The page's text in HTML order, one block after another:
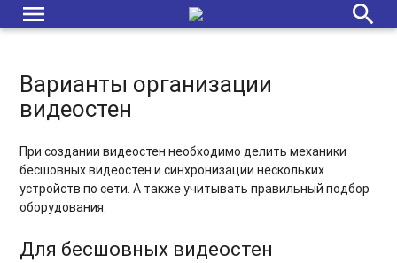
menu search
Варианты организации
видеостен
При создании видеостен необходимо делить механики
бесшовных видеостен и синхронизации нескольких
устройств по сети. А также учитывать правильный подбор
оборудования.
Для бесшовных видеостен